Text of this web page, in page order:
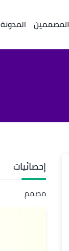
المصممين المدونة
إحصائيات
مصمم